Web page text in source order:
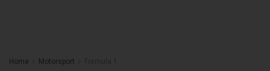
Home Motorsport